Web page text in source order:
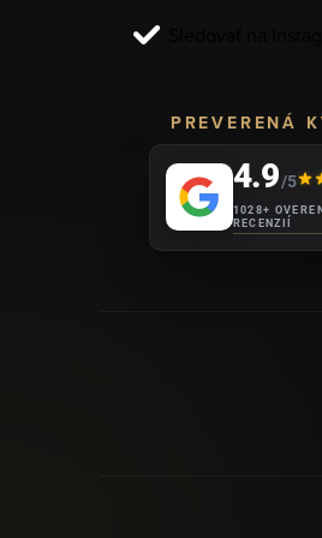
PREVERENÁ
4.9/5
1028+
RECENZIÍ